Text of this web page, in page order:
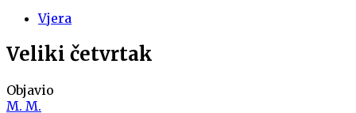
Vjera
Veliki četvrtak
Objavio
M. M.